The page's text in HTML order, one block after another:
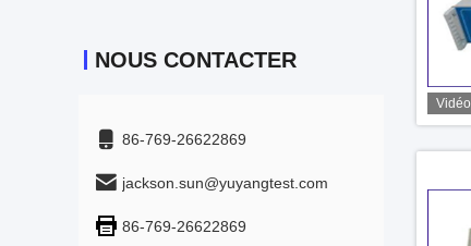
NOUS CONTACTER
86-769-26622869
jackson.sun@yuyangtest.com
86-769-26622869
Vidéo